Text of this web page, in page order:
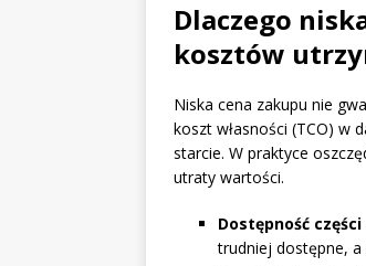
Dlaczego
kosztów
Niska cena zakupu nie
koszt własności (TCO) w
starcie. W praktyce
utraty wartości.
Dostępność
trudniej dostępne,